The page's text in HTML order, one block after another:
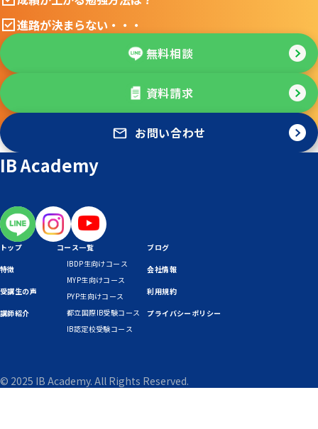
進路が決まらない・・・
無料相談
資料請求
お問い合わせ
IB Academy
トップ
特徴
受講生の声
講師紹介
コース一覧
IBDP生向けコース
MYP生向けコース
PYP生向けコース
都立国際IB受験コース
IB認定校受験コース
ブログ
会社情報
利用規約
プライバシーポリシー
© 2025 IB Academy. All Rights Reserved.